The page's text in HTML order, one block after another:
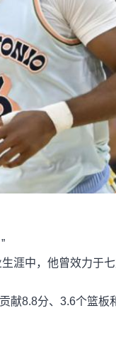
涯中，他曾效力于
献8.8分、3.6个篮板